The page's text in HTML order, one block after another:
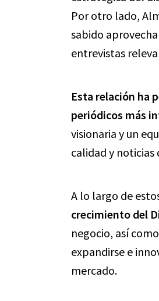
Por otro lado,
sabido
entrevistas
Esta relación ha
periódicos más
visionaria y un
calidad y
A lo largo de
crecimiento del
negocio, así
expandirse e
mercado.